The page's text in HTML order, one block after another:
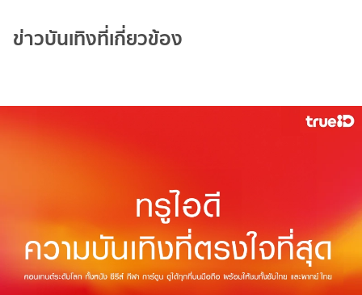
ข่าวบันเทิงที่เกี่ยวข้อง